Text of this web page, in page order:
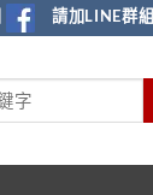
請加LINE群組